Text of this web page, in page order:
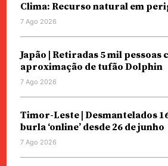
Clima: Recurso natural em
7 Ago 2026
Japão | Retiradas 5 mil pessoas
aproximação de tufão Dolphin
7 Ago 2026
Timor-Leste | Desmantelados
burla ‘online’ desde 26 de junho
7 Ago 2026